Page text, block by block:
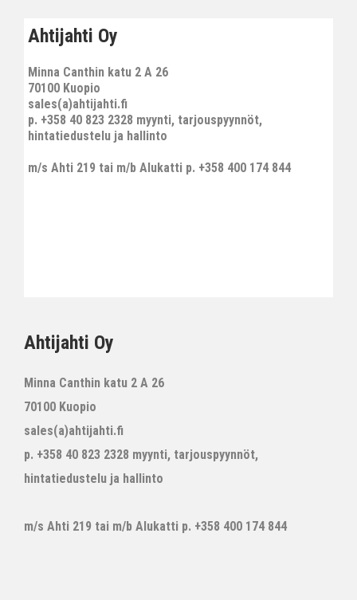
Ahtijahti Oy
Minna Canthin katu 2 A 26
70100 Kuopio
sales(a)ahtijahti.fi
p. +358 40 823 2328 myynti, tarjouspyynnöt,
hintatiedustelu ja hallinto
m/s Ahti 219 tai m/b Alukatti p. +358 400 174 844
Ahtijahti Oy
Minna Canthin katu 2 A 26
70100 Kuopio
sales(a)ahtijahti.fi
p. +358 40 823 2328 myynti, tarjouspyynnöt,
hintatiedustelu ja hallinto
m/s Ahti 219 tai m/b Alukatti p. +358 400 174 844